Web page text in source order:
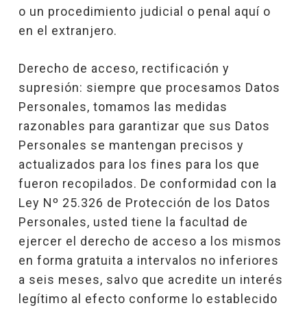
o un procedimiento judicial o penal aquí o
en el extranjero.
Derecho de acceso, rectificación y
supresión: siempre que procesamos Datos
Personales, tomamos las medidas
razonables para garantizar que sus Datos
Personales se mantengan precisos y
actualizados para los fines para los que
fueron recopilados. De conformidad con la
Ley Nº 25.326 de Protección de los Datos
Personales, usted tiene la facultad de
ejercer el derecho de acceso a los mismos
en forma gratuita a intervalos no inferiores
a seis meses, salvo que acredite un interés
legítimo al efecto conforme lo establecido